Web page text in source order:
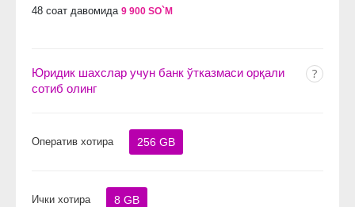
48 соат давомида 9 900 SO`M
Юридик шахслар учун банк ўтказмаси орқали
сотиб олинг
Оператив хотира 256 GB
Ички хотира 8 GB